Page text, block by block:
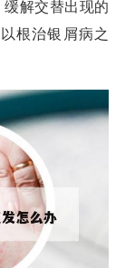
解交替出现的
根治银屑病之